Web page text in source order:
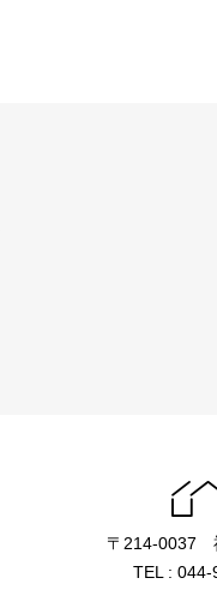
〒214-0037
TEL :